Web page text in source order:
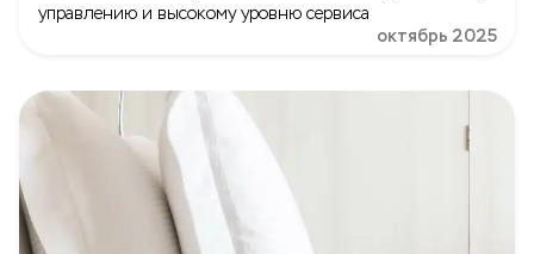
управлению и высокому уровню сервиса
октябрь 2025